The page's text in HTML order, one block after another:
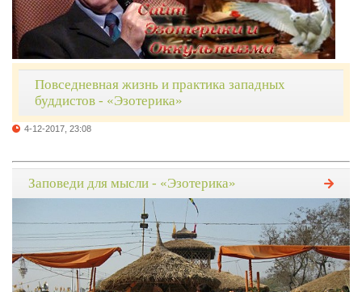
Повседневная жизнь и практика западных
буддистов - «Эзотерика»
4-12-2017, 23:08
Заповеди для мысли - «Эзотерика»